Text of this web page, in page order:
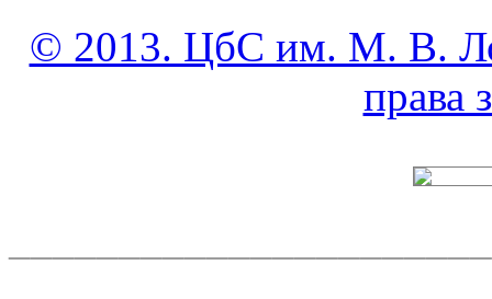
© 2013. ЦбС им. М. В.
права